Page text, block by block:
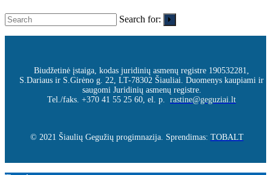
Search for:
Biudžetinė įstaiga, kodas juridinių asmenų registre 190532281,
S.Dariaus ir S.Girėno g. 22, LT-78302 Šiauliai. Duomenys kaupiami ir
saugomi Juridinių asmenų registre.
Tel./faks. +370 41 55 25 60, el. p. rastine@geguziai.lt
© 2021 Šiaulių Gegužių progimnazija. Sprendimas: TOBALT